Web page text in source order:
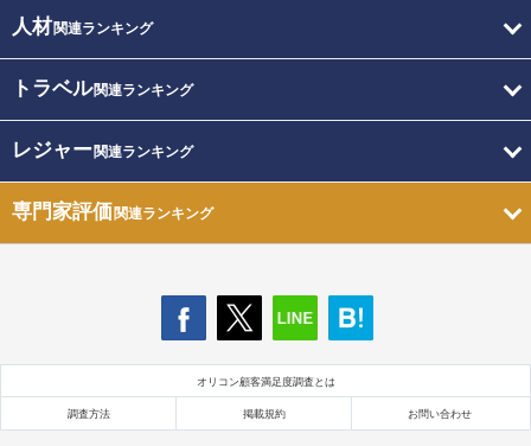
人材関連ランキング
トラベル関連ランキング
レジャー関連ランキング
専門家評価関連ランキング
オリコン顧客満足度調査とは
調査方法 掲載規約 お問い合わせ